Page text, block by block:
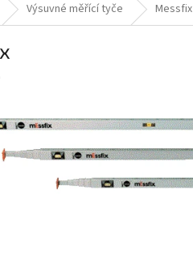
Výsuvné měřící tyče Messfix